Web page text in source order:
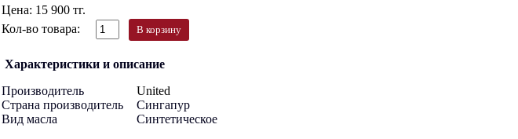
Цена: 15 900 тг.
Кол-во товара:
В корзину
Характеристики и описание
Производитель
United
Страна производитель
Сингапур
Вид масла
Синтетическое